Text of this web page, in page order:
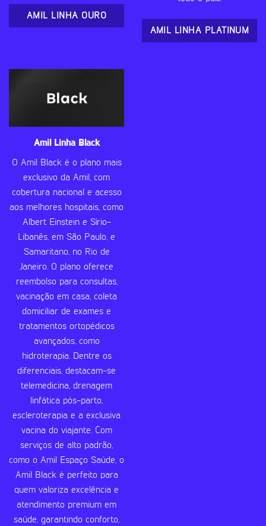
AMIL LINHA OURO
AMIL LINHA PLATINUM
Amil Linha Black
O Amil Black é o plano mais
exclusivo da Amil, com
cobertura nacional e acesso
aos melhores hospitais, como
Albert Einstein e Sírio-
Libanês, em São Paulo, e
Samaritano, no Rio de
Janeiro. O plano oferece
reembolso para consultas,
vacinação em casa, coleta
domiciliar de exames e
tratamentos ortopédicos
avançados, como
hidroterapia. Dentre os
diferenciais, destacam-se
telemedicina, drenagem
linfática pós-parto,
escleroterapia e a exclusiva
vacina do viajante. Com
serviços de alto padrão,
como o Amil Espaço Saúde, o
Amil Black é perfeito para
quem valoriza excelência e
atendimento premium em
saúde, garantindo conforto,